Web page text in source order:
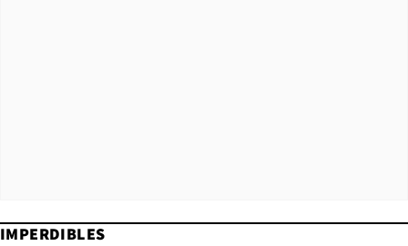
IMPERDIBLES